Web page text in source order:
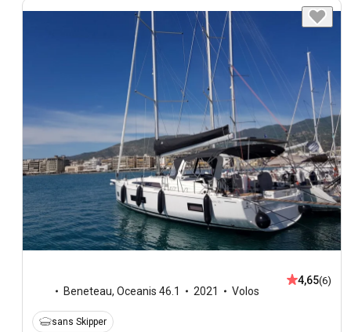
Beneteau, Oceanis 46.1 2021 Volos
4,65(6)
sans Skipper